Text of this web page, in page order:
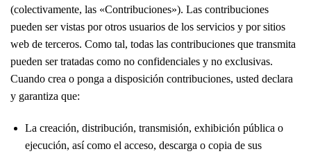
(colectivamente, las «Contribuciones»). Las contribuciones
pueden ser vistas por otros usuarios de los servicios y por sitios
web de terceros. Como tal, todas las contribuciones que transmita
pueden ser tratadas como no confidenciales y no exclusivas.
Cuando crea o ponga a disposición contribuciones, usted declara
y garantiza que:
La creación, distribución, transmisión, exhibición pública o
ejecución, así como el acceso, descarga o copia de sus